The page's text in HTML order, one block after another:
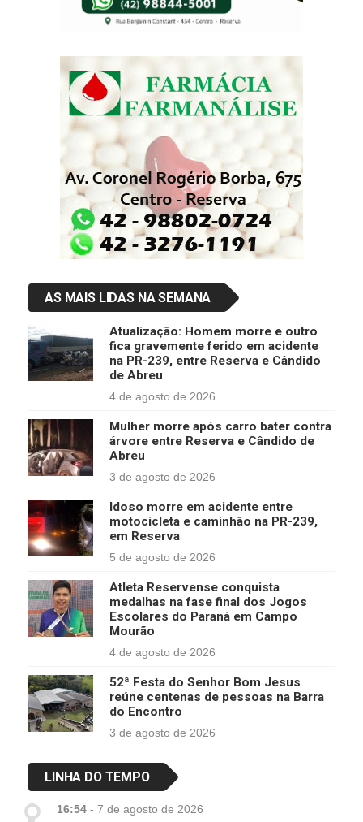
AS MAIS LIDAS NA SEMANA
Atualização: Homem morre e outro
fica gravemente ferido em acidente
na PR-239, entre Reserva e Cândido
de Abreu
4 de agosto de 2026
Mulher morre após carro bater contra
árvore entre Reserva e Cândido de
Abreu
3 de agosto de 2026
Idoso morre em acidente entre
motocicleta e caminhão na PR-239,
em Reserva
5 de agosto de 2026
Atleta Reservense conquista
medalhas na fase final dos Jogos
Escolares do Paraná em Campo
Mourão
4 de agosto de 2026
52ª Festa do Senhor Bom Jesus
reúne centenas de pessoas na Barra
do Encontro
3 de agosto de 2026
LINHA DO TEMPO
16:54 - 7 de agosto de 2026